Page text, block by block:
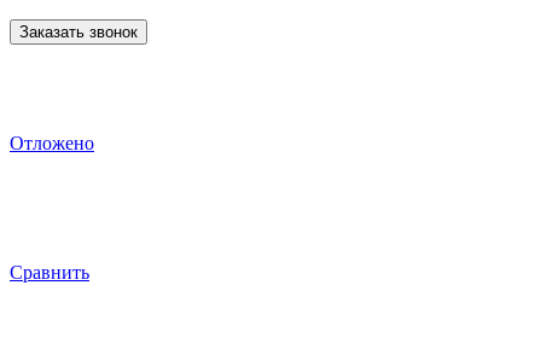
Заказать звонок
Отложено
Сравнить